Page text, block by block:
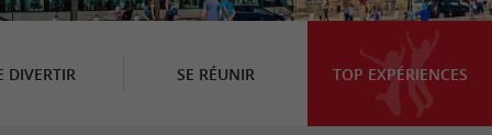
DIVERTIR SE RÉUNIR TOP EXPÉRIENCES